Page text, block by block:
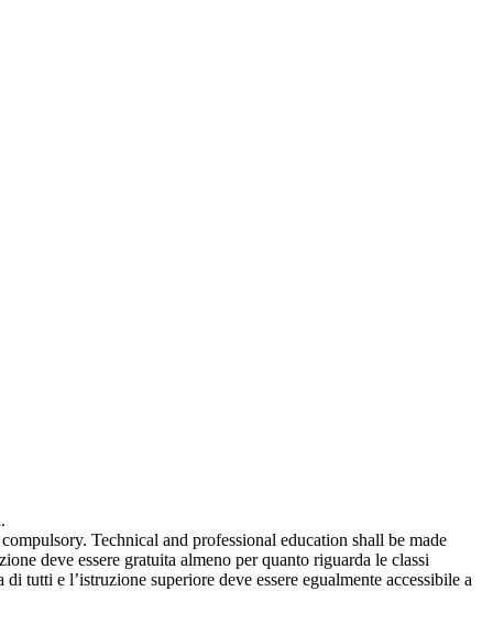
compulsory. Technical and professional education shall be made
deve essere gratuita almeno per quanto riguarda le classi
tutti e l’istruzione superiore deve essere egualmente accessibile a